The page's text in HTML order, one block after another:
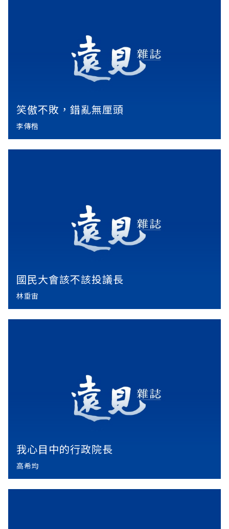
笑傲不敗，錯亂無厘頭
李傳楷
國民大會該不該投議長
林垂宙
我心目中的行政院長
高希均